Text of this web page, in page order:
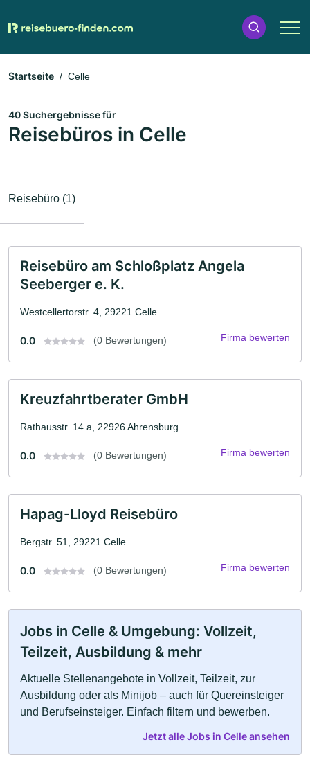
Startseite Celle
40 Suchergebnisse für
Reisebüros in Celle
Reisebüro (1)
Reisebüro am Schloßplatz Angela
Seeberger e. K.
Westcellertorstr. 4, 29221 Celle
0.0 (0 Bewertungen) Firma bewerten
Kreuzfahrtberater GmbH
Rathausstr. 14 a, 22926 Ahrensburg
0.0 (0 Bewertungen) Firma bewerten
Hapag-Lloyd Reisebüro
Bergstr. 51, 29221 Celle
0.0 (0 Bewertungen) Firma bewerten
Jobs in Celle & Umgebung: Vollzeit,
Teilzeit, Ausbildung & mehr
Aktuelle Stellenangebote in Vollzeit, Teilzeit, zur
Ausbildung oder als Minijob – auch für Quereinsteiger
und Berufseinsteiger. Einfach filtern und bewerben.
Jetzt alle Jobs in Celle ansehen